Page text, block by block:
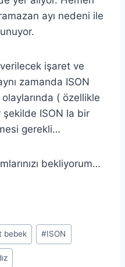
ayı nedeni ile
işaret ve
zamanda ISON
( özellikle
ISON la bir
gerekli…
bekliyorum…
bebek #ISON